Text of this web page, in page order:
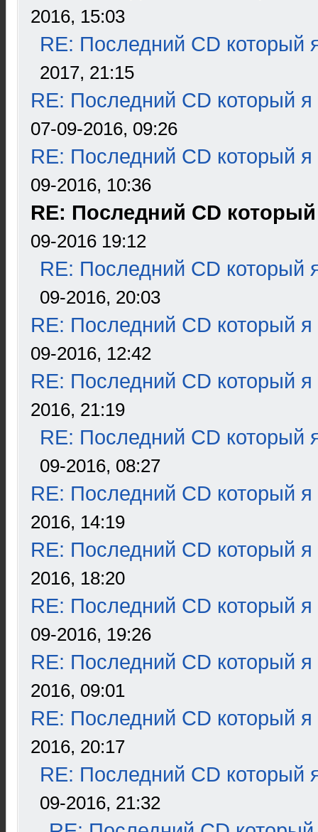
2016, 15:03
RE: Последний CD который
2017, 21:15
RE: Последний CD который я
07-09-2016, 09:26
RE: Последний CD который я
09-2016, 10:36
RE: Последний CD
09-2016 19:12
RE: Последний CD который
09-2016, 20:03
RE: Последний CD который я
09-2016, 12:42
RE: Последний CD который я
2016, 21:19
RE: Последний CD который
09-2016, 08:27
RE: Последний CD который я
2016, 14:19
RE: Последний CD который я
2016, 18:20
RE: Последний CD который я
09-2016, 19:26
RE: Последний CD который я
2016, 09:01
RE: Последний CD который я
2016, 20:17
RE: Последний CD который
09-2016, 21:32